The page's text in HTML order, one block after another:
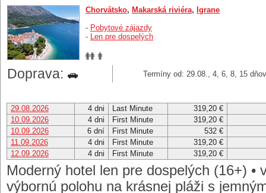
Chorvátsko, Makarská riviéra, Igrane
- Pobytové zájazdy
- Len pre dospelých
Doprava: Termíny od: 29.08., 4, 6, 8, 15
29.08.2026 4 dni Last Minute
319,20 €
10.09.2026
4 dni First Minute
319,20 €
10.09.2026
6 dní First Minute
532 €
11.09.2026
4 dni First Minute
319,20 €
12.09.2026
4 dni First Minute 319,20 €
Moderný hotel len pre dospelých (16+) •
výbornú polohu na krásnej pláži s